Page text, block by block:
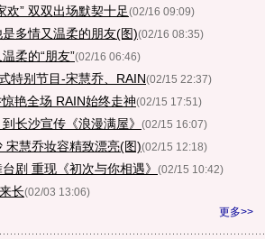
欢” 双双出场默契十足(02/16 09:09)
多情又温柔的朋友(图)(02/16 08:35)
柔的“朋友”(02/16 06:46)
特别节目-宋慧乔、RAIN(02/15 22:37)
艳全场 RAIN始终走神(02/15 17:51)
长沙宣传《浪漫满屋》 (02/15 16:07)
宋慧乔妆容精致漂亮(图)(02/15 12:18)
剧 重现《初次与你相遇》 (02/15 10:42)
长(02/03 13:06)
更多>>